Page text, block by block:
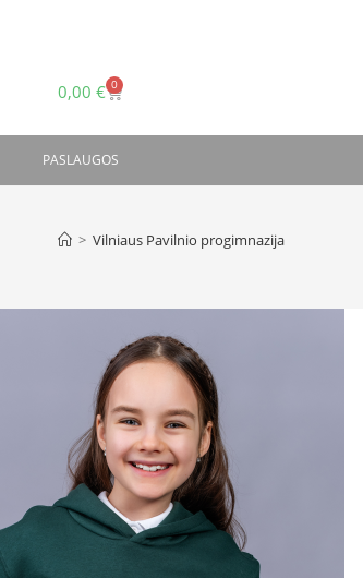
0,00 € 0
PASLAUGOS
> Vilniaus Pavilnio progimnazija